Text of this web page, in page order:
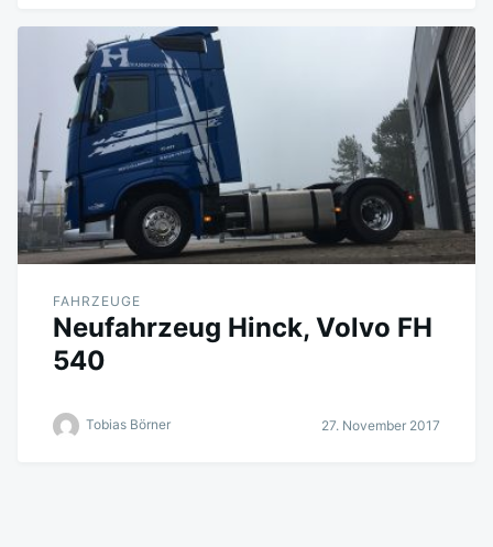
FAHRZEUGE
Neufahrzeug Hinck, Volvo FH
540
Tobias Börner 27. November 2017